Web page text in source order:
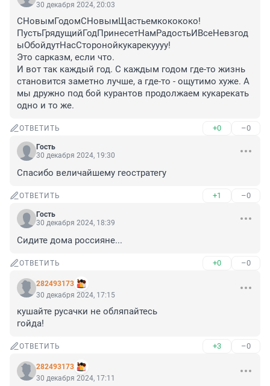
30 декабря 2024, 20:03
СНовымГодомСНовымЩастьемкокококо!
ПустьГрядущийГодПринесетНамРадостьИВсеНевзгод
ыОбойдутНасСторонойкукарекуууу!
Это сарказм, если что.
И вот так каждый год. С каждым годом где-то жизнь
становится заметно лучше, а где-то - ощутимо хуже. А
мы дружно под бой курантов продолжаем кукарекать
одно и то же.
ОТВЕТИТЬ +0 –0
Гость
30 декабря 2024, 19:30
Спасибо величайшему геостратегу
ОТВЕТИТЬ +1 –0
Гость
30 декабря 2024, 18:39
Сидите дома россияне...
ОТВЕТИТЬ +0 –0
282493173
30 декабря 2024, 17:15
кушайте русачки не обляпайтесь
гойда!
ОТВЕТИТЬ +3 –0
282493173
30 декабря 2024, 17:11